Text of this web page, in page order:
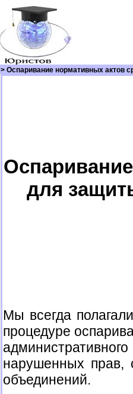
> Оспаривание нормативных актов
для
Мы всегда
процедуре
нарушенных прав,
объединений.